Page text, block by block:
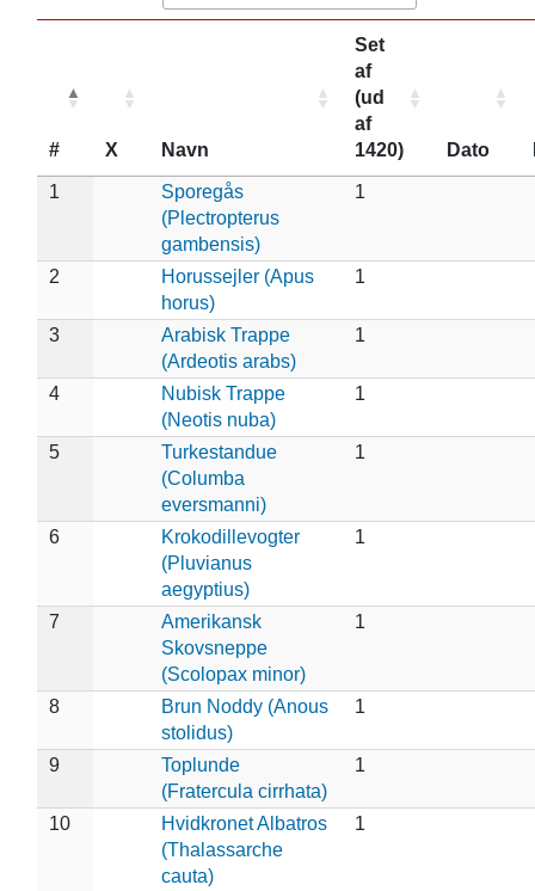
# X Navn
Set
af
(ud
af
1420)
Dato
1
Sporegås
(Plectropterus
gambensis)
1
2
Horussejler (Apus
horus)
1
3
Arabisk Trappe
(Ardeotis arabs)
1
4
Nubisk Trappe
(Neotis nuba)
1
5
Turkestandue
(Columba
eversmanni)
1
6
Krokodillevogter
(Pluvianus
aegyptius)
1
7
Amerikansk
Skovsneppe
(Scolopax minor)
1
8
Brun Noddy (Anous
stolidus)
1
9
Toplunde
(Fratercula cirrhata)
1
10
Hvidkronet Albatros
(Thalassarche
cauta)
1